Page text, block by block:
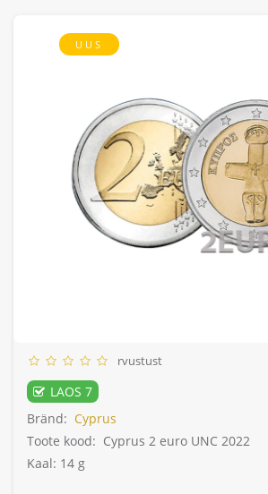
UUS
rvustust
LAOS 7
Bränd: Cyprus
Toote kood: Cyprus 2 euro UNC 2022
Kaal: 14 g